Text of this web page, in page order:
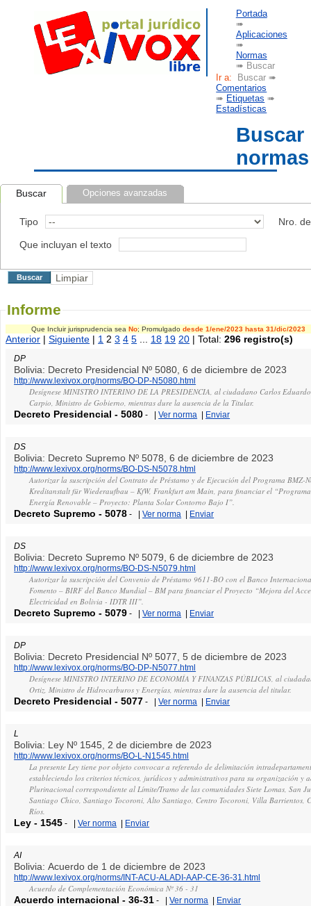
Portada
➠
Aplicaciones
➠
Normas
➠ Buscar
Ir a: Buscar ➠
Comentarios
➠ Etiquetas ➠
Estadísticas
Buscar
normas
Buscar Opciones avanzadas
Tipo Nro.
Que incluyan el texto
Informe
Que Incluir jurisprudencia sea No; Promulgado desde 1/ene/2023 hasta 31/dic/2023
Anterior |Siguiente | 1 23 4 5 18 19 20 | Total:296 registro(s)
DP
Bolivia: Decreto Presidencial Nº 5080, 6 de diciembre de 2023
http://www.lexivox.org/norms/BO-DP-N5080.html
Desígnese MINISTRO INTERINO DE LA PRESIDENCIA, al ciudadano Carlos
Carpio, Ministro de Gobierno, mientras dure la ausencia de la Titular.
Decreto Presidencial -5080 - |Ver norma | Enviar
DS
Bolivia: Decreto Supremo Nº 5078, 6 de diciembre de 2023
http://www.lexivox.org/norms/BO-DS-N5078.html
Autorizar la suscripción del Contrato de Préstamo y de Ejecución del Programa BMZ-
Kreditanstalt für Wiederaufbau – KfW, Frankfurt am Main, para financiar el
Energía Renovable – Proyecto: Planta Solar Contorno Bajo I”.
Decreto Supremo -5078 - |Ver norma | Enviar
DS
Bolivia: Decreto Supremo Nº 5079, 6 de diciembre de 2023
http://www.lexivox.org/norms/BO-DS-N5079.html
Autorizar la suscripción del Convenio de Préstamo 9611-BO con el Banco
Fomento – BIRF del Banco Mundial – BM para financiar el Proyecto “Mejora del
Electricidad en Bolivia - IDTR III”.
Decreto Supremo -5079 - |Ver norma | Enviar
DP
Bolivia: Decreto Presidencial Nº 5077, 5 de diciembre de 2023
http://www.lexivox.org/norms/BO-DP-N5077.html
Desígnese MINISTRO INTERINO DE ECONOMÍA Y FINANZAS PÚBLICAS, al
Ortiz, Ministro de Hidrocarburos y Energías, mientras dure la ausencia del titular.
Decreto Presidencial -5077 - |Ver norma | Enviar
L
Bolivia: Ley Nº 1545, 2 de diciembre de 2023
http://www.lexivox.org/norms/BO-L-N1545.html
La presente Ley tiene por objeto convocar a referendo de delimitación
estableciendo los criterios técnicos, jurídicos y administrativos para su organización
Plurinacional correspondiente al Límite/Tramo de las comunidades Siete Lomas, San
Santiago Chico, Santiago Tocoroni, Alto Santiago, Centro Tocoroni, Villa Barrientos,
Ríos.
Ley - 1545 - |Ver norma | Enviar
AI
Bolivia: Acuerdo de 1 de diciembre de 2023
http://www.lexivox.org/norms/INT-ACU-ALADI-AAP-CE-36-31.html
Acuerdo de Complementación Económica Nº 36 - 31
Acuerdo internacional -36-31 - |Ver norma | Enviar